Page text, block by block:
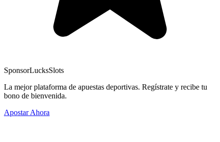
SponsorLucksSlots
La mejor plataforma de apuestas deportivas. Regístrate y recibe tu
bono de bienvenida.
Apostar Ahora